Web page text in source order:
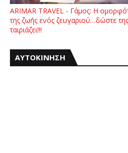
ARIMAR TRAVEL - Γάμος: Η
της ζωής ενός ζευγαριού…δώστε
ταιριάζει!!!
ΑΥΤΟΚΙΝΗΣΗ